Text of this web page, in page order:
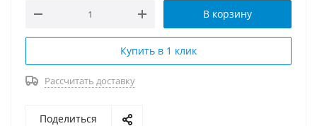
В корзину
Купить в 1 клик
Рассчитать доставку
Поделиться